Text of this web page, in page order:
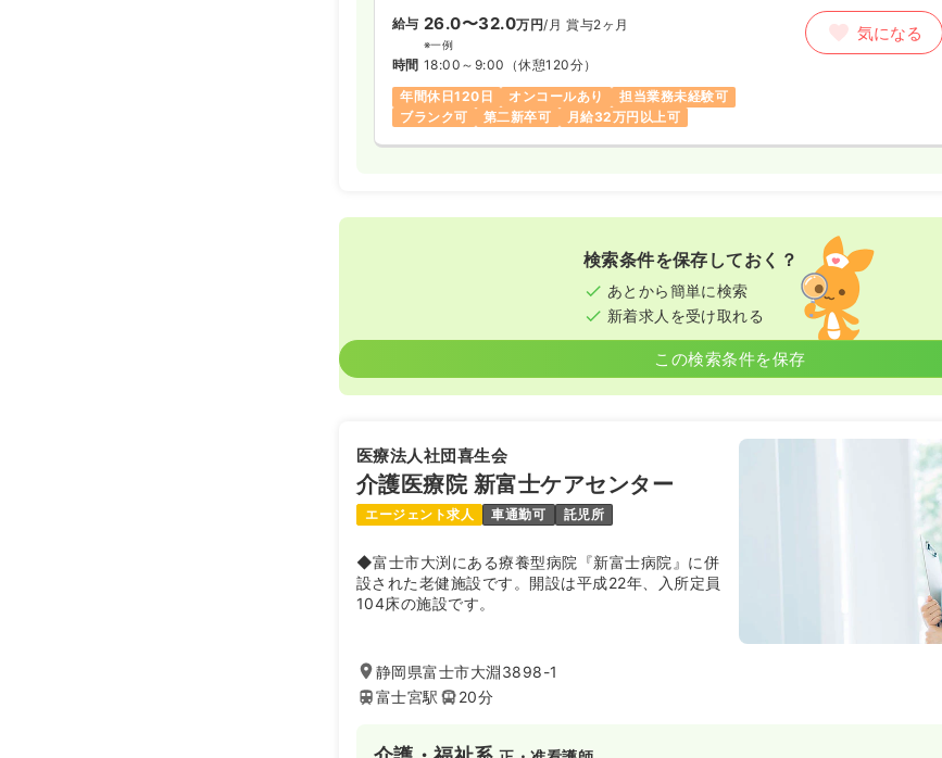
給与 26.0〜32.0万円/月 賞与2ヶ月
※一例
時間 18:00～9:00 （休憩120分）
年間休日120日
オンコールあり
担当業務未経験可
ブランク可
第二新卒可 月給32万円以上可
気になる
検索条件を保存しておく？
あとから簡単に検索
新着求人を受け取れる
この検索条件を保存
医療法人社団喜生会
介護医療院 新富士ケアセンター
エージェント求人 車通勤可 託児所
◆富士市大渕にある療養型病院『新富士病院』に併
設された老健施設です。開設は平成22年、入所定員
104床の施設です。
静岡県富士市大淵3898-1
富士宮駅
20分